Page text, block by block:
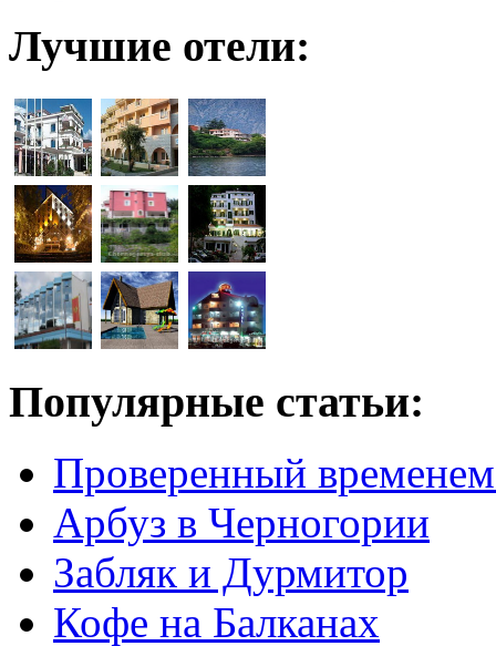
Лучшие отели:
Популярные статьи:
Проверенный временем
Арбуз в Черногории
Забляк и Дурмитор
Кофе на Балканах